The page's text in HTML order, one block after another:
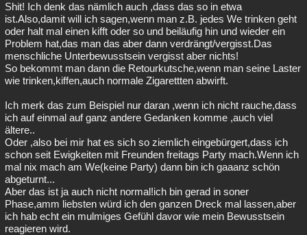
Besucht Teilgenommen Alle Neue Geschlossen
Lesenswert Schlüsselwörter
Shit! Ich denk das nämlich auch ,dass das so in etwa
ist.Also,damit will ich sagen,wenn man z.B. jedes We trinken geht
oder halt mal einen kifft oder so und beiläufig hin und wieder ein
Problem hat,das man das aber dann verdrängt/vergisst.Das
menschliche Unterbewusstsein vergisst aber nichts!
So bekommt man dann die Retourkutsche,wenn man seine Laster
wie trinken,kiffen,auch normale Zigarettten abwirft.
Ich merk das zum Beispiel nur daran ,wenn ich nicht rauche,dass
ich auf einmal auf ganz andere Gedanken komme ,auch viel
ältere..
Oder ,also bei mir hat es sich so ziemlich eingebürgert,dass ich
schon seit Ewigkeiten mit Freunden freitags Party mach.Wenn ich
mal nix mach am We(keine Party) dann bin ich gaaanz schön
abgeturnt...
Aber das ist ja auch nicht normal!ich bin gerad in soner
Phase,amm liebsten würd ich den ganzen Dreck mal lassen,aber
ich hab echt ein mulmiges Gefühl davor wie mein Bewusstsein
reagieren wird.